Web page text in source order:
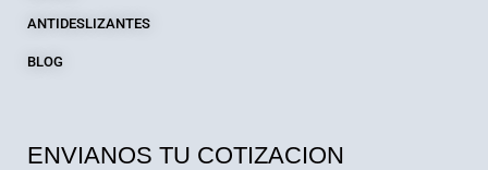
ANTIDESLIZANTES
BLOG
ENVIANOS TU COTIZACION